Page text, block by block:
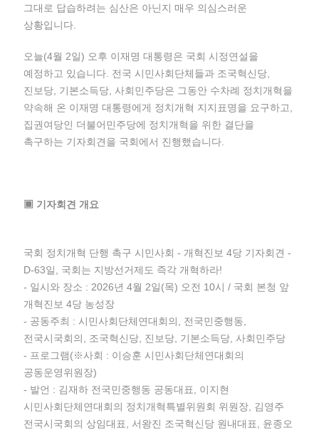
그대로 답습하려는 심산은 아닌지 매우 의심스러운
상황입니다.
오늘(4월 2일) 오후 이재명 대통령은 국회 시정연설을
예정하고 있습니다. 전국 시민사회단체들과 조국혁신당,
진보당, 기본소득당, 사회민주당은 그동안 수차례 정치개혁을
약속해 온 이재명 대통령에게 정치개혁 지지표명을 요구하고,
집권여당인 더불어민주당에 정치개혁을 위한 결단을
촉구하는 기자회견을 국회에서 진행했습니다.
▣ 기자회견 개요
국회 정치개혁 단행 촉구 시민사회 - 개혁진보 4당 기자회견 -
D-63일, 국회는 지방선거제도 즉각 개혁하라!
- 일시와 장소 : 2026년 4월 2일(목) 오전 10시 / 국회 본청 앞
개혁진보 4당 농성장
- 공동주최 : 시민사회단체연대회의, 전국민중행동,
전국시국회의, 조국혁신당, 진보당, 기본소득당, 사회민주당
- 프로그램(※사회 : 이승훈 시민사회단체연대회의
공동운영위원장)
- 발언 : 김재하 전국민중행동 공동대표, 이지현
시민사회단체연대회의 정치개혁특별위원회 위원장, 김영주
전국시국회의 상임대표, 서왕진 조국혁신당 원내대표, 윤종오